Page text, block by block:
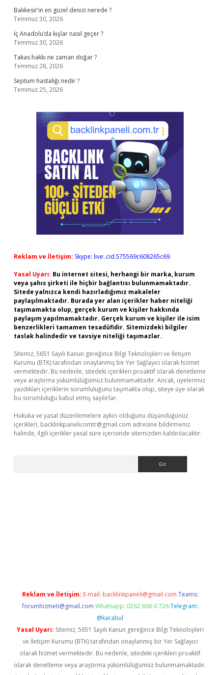
Balıkesir’in en güzel denizi nerede ?
Temmuz 30, 2026
İç Anadolu’da kışlar nasıl geçer ?
Temmuz 30, 2026
Takas hakkı ne zaman doğar ?
Temmuz 28, 2026
Septum hastalığı nedir ?
Temmuz 25, 2026
Reklam ve İletişim: Skype: live:.cid.575569c608265c69
Yasal Uyarı: Bu internet sitesi, herhangi bir marka, kurum
veya şahıs şirketi ile hiçbir bağlantısı bulunmamaktadır.
Sitede yalnızca kendi hazırladığımız makaleler
paylaşılmaktadır. Burada yer alan içerikler haber niteliği
taşımamakta olup, gerçek kurum ve kişiler hakkında
paylaşım yapılmamaktadır. Gerçek kurum ve kişiler ile isim
benzerlikleri tamamen tesadüfidir. Sitemizdeki bilgiler
taslak halindedir ve tavsiye niteliği taşımazlar.
Sitemiz, 5651 Sayılı Kanun gereğince Bilgi Teknolojileri ve İletişim
Kurumu (BTK) tarafından onaylanmış bir Yer Sağlayıcı olarak hizmet
vermektedir. Bu nedenle, sitedeki içerikleri proaktif olarak denetleme
veya araştırma yükümlülüğümüz bulunmamaktadır. Ancak, üyelerimiz
yazdıkları içeriklerin sorumluluğunu taşımakta olup, siteye üye olarak
bu sorumluluğu kabul etmiş sayılırlar.
Hukuka ve yasal düzenlemelere aykırı olduğunu düşündüğünüz
içerikleri, backlinkpanelicomtr@gmail.com adresine bildirmeniz
halinde, ilgili içerikler yasal süre içerisinde sitemizden kaldırılacaktır.
Reklam ve İletişim: E-mail: backlinkpaneli@gmail.com Teams:
forumhizmeti@gmail.com Whatsapp: 0262 606 0 726 Telegram:
@karabul
Yasal Uyarı: Sitemiz, 5651 Sayılı Kanun gereğince Bilgi Teknolojileri
ve İletişim Kurumu (BTK) tarafından onaylanmış bir Yer Sağlayıcı
olarak hizmet vermektedir. Bu nedenle, sitedeki içerikleri proaktif
olarak denetleme veya araştırma yükümlülüğümüz bulunmamaktadır.